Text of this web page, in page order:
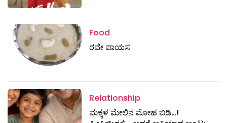
Food
ರವೇ ಪಾಯಸ
Relationship
ಮಕ್ಕಳ ಮೇಲಿನ ಮೋಹ ಬಿಡಿ…!